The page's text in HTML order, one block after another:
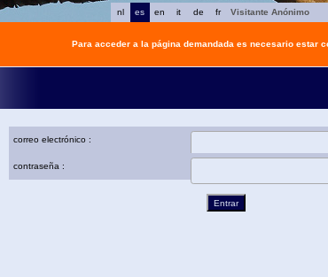
fr
de
it
en
es
nl
Visitante Anónimo
Para acceder a la página demandada es necesario estar
correo electrónico :
contraseña :